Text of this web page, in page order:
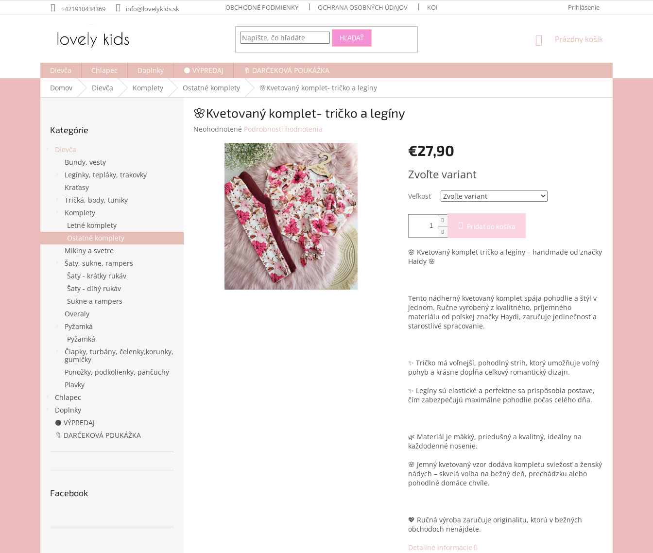
na
+421910434369 info@lovelykids.sk OBCHODNÉ PODMIENKY OCHRANA OSOBNÝCH ÚDAJOV KONTAKTY Prihlásenie
HĽADAŤ
NÁKUPNÝ
Prázdny košík
Dievča Chlapec Doplnky ⚫ VÝPREDAJ
🔖 DARČEKOVÁ POUKÁŽKA
Domov
Dievča Komplety Ostatné komplety 🌸Kvetovaný komplet- tričko a legíny
kategórie
Kategórie
Dievča
Bundy, vesty
Legínky, tepláky, trakovky
Kraťasy
Tričká, body, tuniky
Komplety
Letné komplety
Ostatné komplety
Mikiny a svetre
Šaty, sukne, rampers
Šaty - krátky rukáv
Šaty - dlhý rukáv
Sukne a rampers
Overaly
Pyžamká
Pyžamká
Čiapky, turbány, čelenky,korunky,
gumičky
Ponožky, podkolienky, pančuchy
Plavky
Chlapec
Doplnky
⚫ VÝPREDAJ
🔖 DARČEKOVÁ POUKÁŽKA
Facebook
🌸Kvetovaný komplet- tričko a legíny
Priemerné
hviezdičiek.
Neohodnotené Podrobnosti hodnotenia
€27,90
cena:
Zvoľte variant
Veľkosť
Pridať do košíka
🌸 Kvetovaný komplet tričko a legíny – handmade od značky
Haidy 🌸
Tento nádherný kvetovaný komplet spája pohodlie a štýl v
jednom. Ručne vyrobený z kvalitného, príjemného
materiálu od poľskej značky Haydi, zaručuje jedinečnosť a
starostlivé spracovanie.
✨ Tričko má voľnejší, pohodlný strih, ktorý umožňuje voľný
pohyb a krásne dopĺňa celkový romantický dizajn.
✨ Legíny sú elastické a perfektne sa prispôsobia postave,
čím zabezpečujú maximálne pohodlie počas celého dňa.
🌿 Materiál je mäkký, priedušný a kvalitný, ideálny na
každodenné nosenie.
🌸 Jemný kvetovaný vzor dodáva kompletu sviežosť a ženský
nádych – skvelá voľba na bežný deň, prechádzku alebo
pohodlné domáce chvíle.
💖 Ručná výroba zaručuje originalitu, ktorú v bežných
obchodoch nenájdete.
Detailné informácie